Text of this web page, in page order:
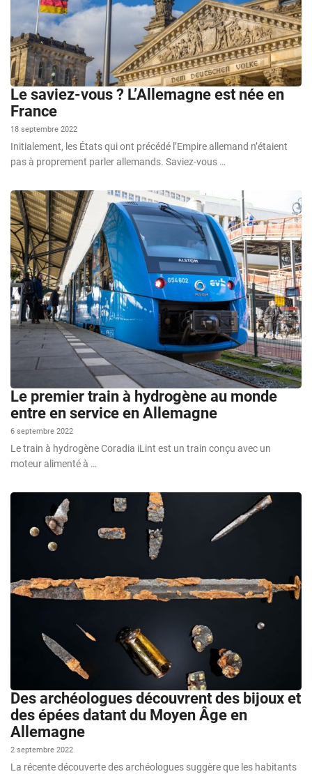
Le saviez-vous ? L’Allemagne est née en
France
18 septembre 2022
Initialement, les États qui ont précédé l’Empire allemand n’étaient
pas à proprement parler allemands. Saviez-vous …
Le premier train à hydrogène au monde
entre en service en Allemagne
6 septembre 2022
Le train à hydrogène Coradia iLint est un train conçu avec un
moteur alimenté à …
Des archéologues découvrent des bijoux et
des épées datant du Moyen Âge en
Allemagne
2 septembre 2022
La récente découverte des archéologues suggère que les habitants